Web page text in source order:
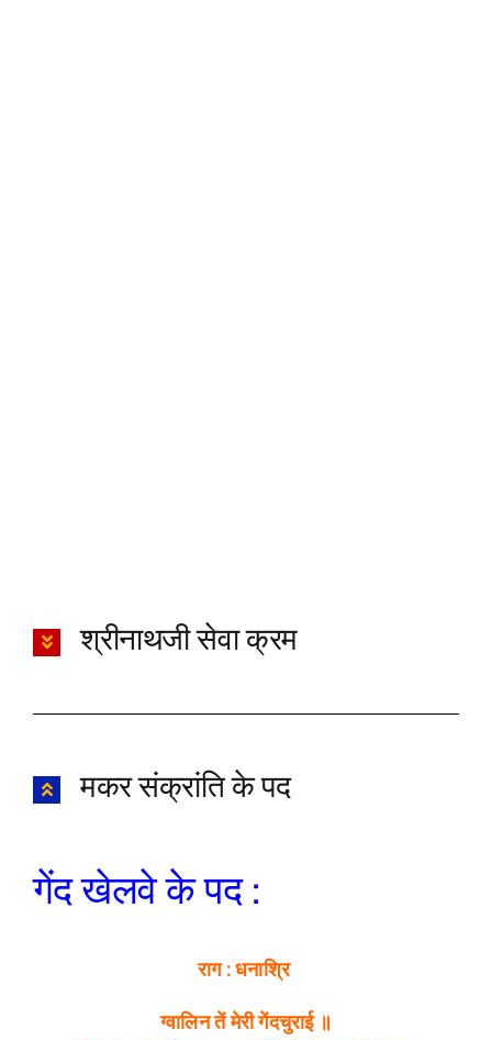
श्रीनाथजी सेवा क्रम
मकर संक्रांति के पद
गेंद खेलवे के पद :
राग : धनाश्रि
ग्वालिन तें मेरी गेंदचुराई ॥